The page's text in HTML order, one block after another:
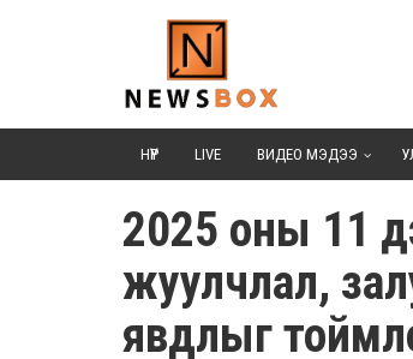
НҮҮР LIVE ВИДЕО МЭДЭЭ
2025 оны 11
жуулчлал,
явдлыг